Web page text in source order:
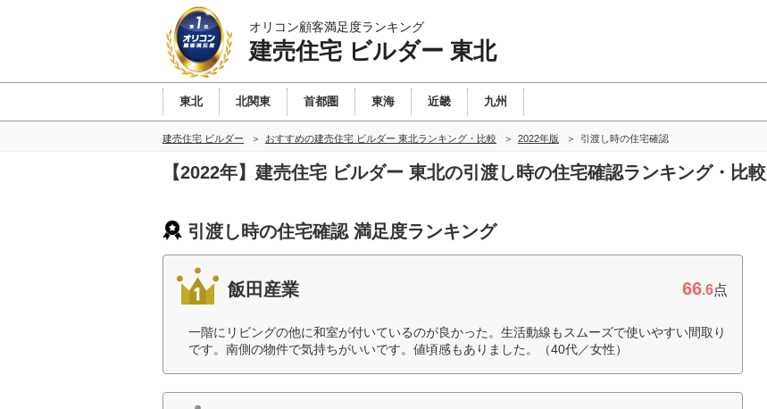
オリコン顧客満足度ランキング
建売住宅 ビルダー 東北
東北 北関東 首都圏 東海 近畿 九州
建売住宅 ビルダー おすすめの建売住宅 ビルダー 東北ランキング・比較 2022年版 引渡し時の住宅確認
【2022年】建売住宅 ビルダー 東北の引渡し時の住宅確認ランキング・比較
引渡し時の住宅確認 満足度ランキング
飯田産業 66.6点
一階にリビングの他に和室が付いているのが良かった。生活動線もスムーズで使いやすい間取り
です。南側の物件で気持ちがいいです。値頃感もありました。（40代／女性）